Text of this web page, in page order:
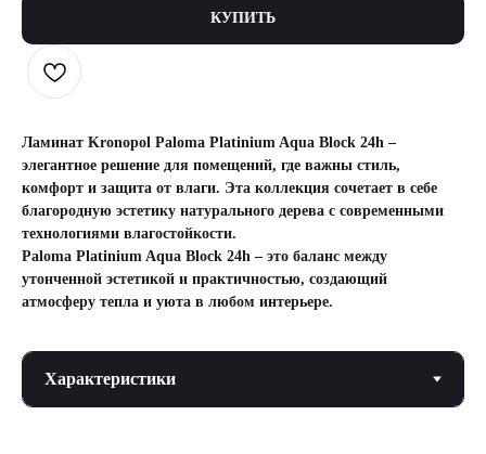
КУПИТЬ
Ламинат Kronopol Paloma Platinium Aqua Block 24h –
элегантное решение для помещений, где важны стиль,
комфорт и защита от влаги. Эта коллекция сочетает в себе
благородную эстетику натурального дерева с современными
технологиями влагостойкости.
Paloma Platinium Aqua Block 24h – это баланс между
утонченной эстетикой и практичностью, создающий
атмосферу тепла и уюта в любом интерьере.